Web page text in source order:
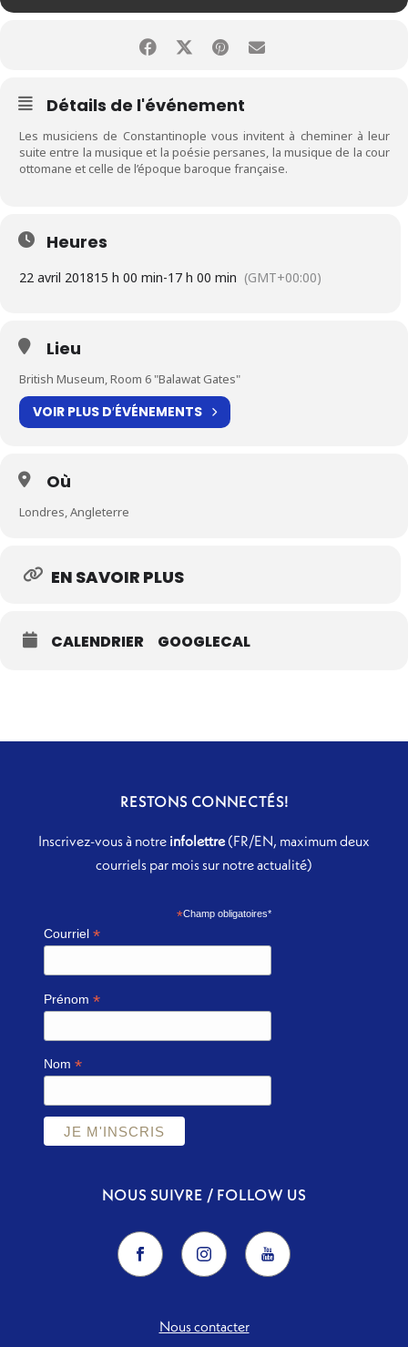
Détails de l'événement
Les musiciens de Constantinople vous invitent à cheminer à leur
suite entre la musique et la poésie persanes, la musique de la cour
ottomane et celle de l’époque baroque française.
Heures
22 avril 201815 h 00 min-17 h 00 min (GMT+00:00)
Lieu
British Museum, Room 6 "Balawat Gates"
VOIR PLUS D′ÉVÉNEMENTS
Où
Londres, Angleterre
EN SAVOIR PLUS
CALENDRIER GOOGLECAL
RESTONS CONNECTÉS!
Inscrivez-vous à notre infolettre(FR/EN, maximum deux
courriels par mois sur notre actualité)
*Champ obligatoires*
Courriel*
Prénom*
Nom*
NOUS SUIVRE / FOLLOW US
Nous contacter